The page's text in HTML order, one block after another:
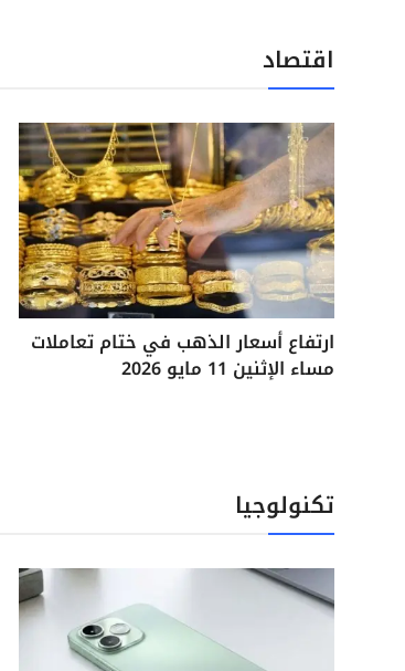
اقتصاد
ارتفاع أسعار الذهب في ختام تعاملات
مساء الإثنين 11 مايو 2026
تكنولوجيا